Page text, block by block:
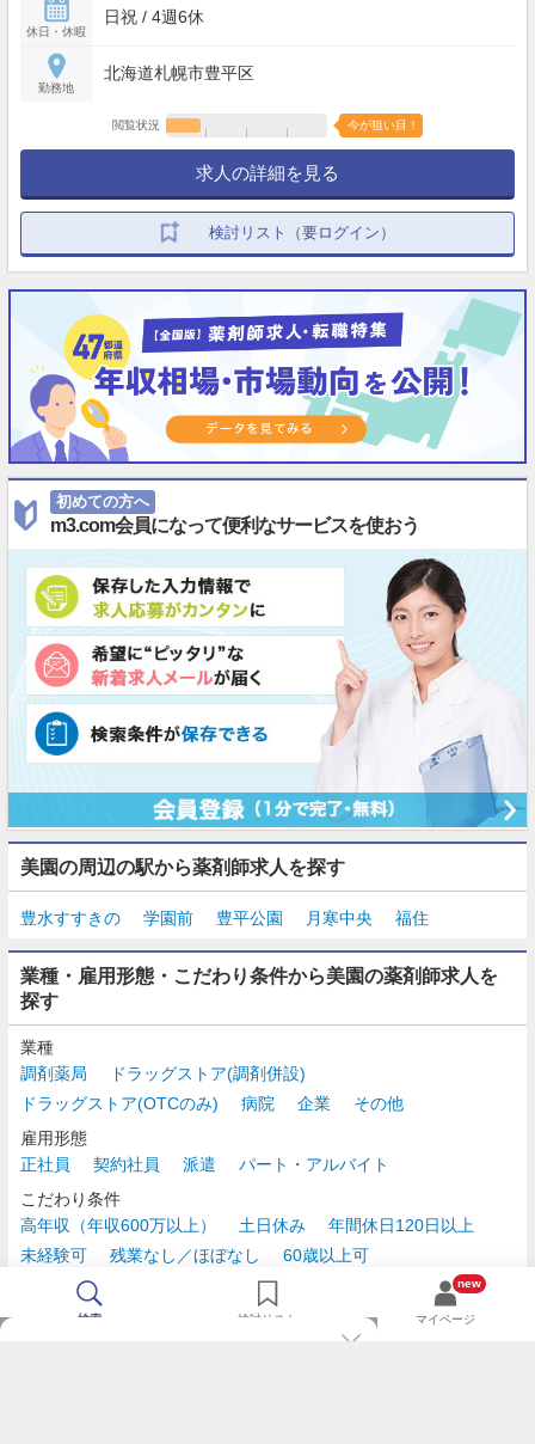
休日・休暇
日祝 / 4週6休
勤務地
北海道札幌市豊平区
閲覧状況 今が狙い目！
求人の詳細を見る
検討リスト（要ログイン）
初めての方へ
m3.com会員になって便利なサービスを使おう
美園の周辺の駅から薬剤師求人を探す
豊水すすきの 学園前 豊平公園 月寒中央 福住
業種・雇用形態・こだわり条件から美園の薬剤師求人を
探す
業種
調剤薬局
ドラッグストア(調剤併設)
ドラッグストア(OTCのみ)
病院 企業
その他
雇用形態
正社員
契約社員 派遣
パート・アルバイト
こだわり条件
高年収（年収600万以上）
土日休み
年間休日120日以上
未経験可
残業なし／ほぼなし
60歳以上可
時給2,500円以上
検索 検討リスト
new
マイページ